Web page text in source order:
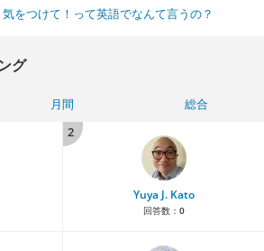
をつけて！って英語でなんて言うの？
グ
月間
総合
2
Yuya J. Kato
回答数： 0